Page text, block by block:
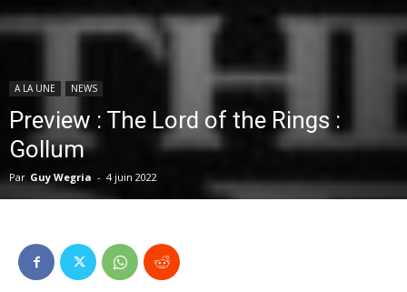
A LA UNE NEWS
Preview : The Lord of the Rings :
Gollum
Par Guy Wegria - 4 juin 2022